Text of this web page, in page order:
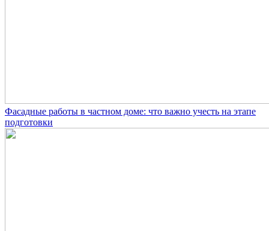
Фасадные работы в частном доме: что важно учесть на этапе
подготовки